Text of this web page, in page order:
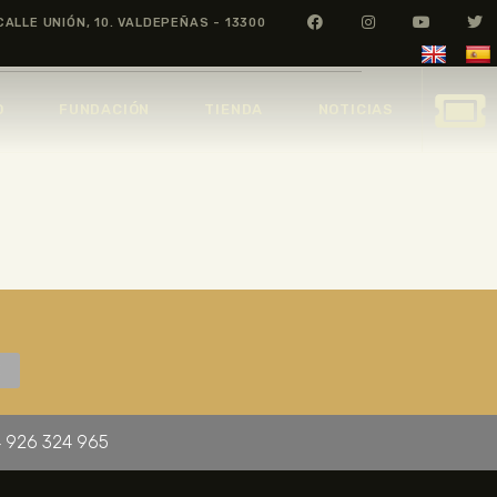
UNIÓN, 10. VALDEPEÑAS - 13300
926 324 965